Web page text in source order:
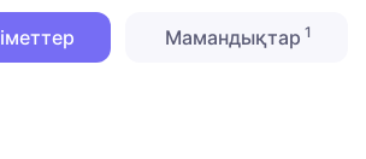
Мамандықтар 1